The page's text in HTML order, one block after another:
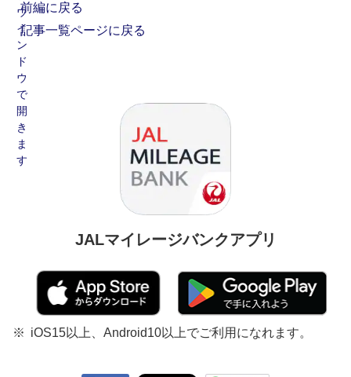
前編に戻る
記事一覧ページに戻る
JALマイレージバンクアプリ
iOS15以上、Android10以上でご利用になれます。